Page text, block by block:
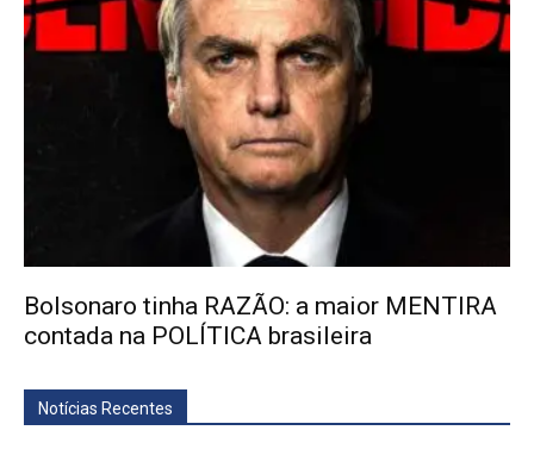
Bolsonaro tinha RAZÃO: a maior MENTIRA
contada na POLÍTICA brasileira
Notícias Recentes